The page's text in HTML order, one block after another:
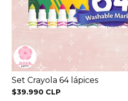
Set Crayola 64 lápices
$39.990 CLP